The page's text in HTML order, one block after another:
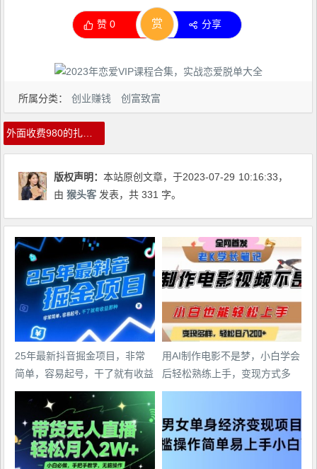
赞0 赏 分享
所属分类： 创业赚钱 创富致富
外面收费980的扎心情感文案玩法，单个作品变现3000+
版权声明：本站原创文章，于2023-07-29 10:16:33，
由猴头客 发表，共 331 字。
25年最新抖音掘金项目，非常
简单，容易起号，干了就有收益
那种
用AI制作电影不是梦，小白学会
后轻松熟练上手，变现方式多
样，日入2张+